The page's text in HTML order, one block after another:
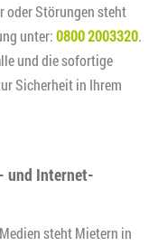
oder Störungen steht
unter:0800 2003320.
und die sofortige
Sicherheit in Ihrem
und Internet-
steht Mietern in